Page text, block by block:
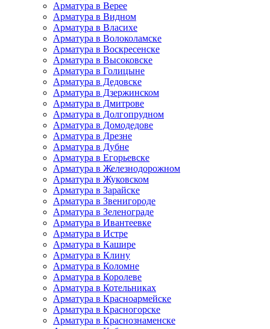
Арматура в Верее
Арматура в Видном
Арматура в Власихе
Арматура в Волоколамске
Арматура в Воскресенске
Арматура в Высоковске
Арматура в Голицыне
Арматура в Дедовске
Арматура в Дзержинском
Арматура в Дмитрове
Арматура в Долгопрудном
Арматура в Домодедове
Арматура в Дрезне
Арматура в Дубне
Арматура в Егорьевске
Арматура в Железнодорожном
Арматура в Жуковском
Арматура в Зарайске
Арматура в Звенигороде
Арматура в Зеленограде
Арматура в Ивантеевке
Арматура в Истре
Арматура в Кашире
Арматура в Клину
Арматура в Коломне
Арматура в Королеве
Арматура в Котельниках
Арматура в Красноармейске
Арматура в Красногорске
Арматура в Краснознаменске